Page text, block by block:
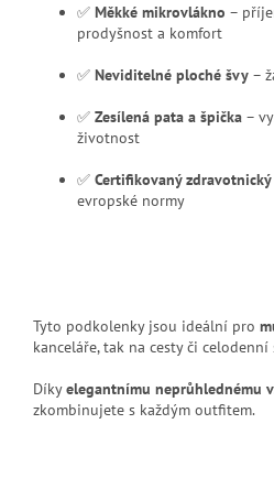
✅ Měkké mikrovlákno –
prodyšnost a komfort
✅ Neviditelné ploché švy –
✅ Zesílená pata a špička –
životnost
✅ Certifikovaný
evropské normy
Tyto podkolenky jsou ideální pro
kanceláře, tak na cesty či celodenní
Díkyelegantnímu neprůhlednému
zkombinujete s každým outfitem.